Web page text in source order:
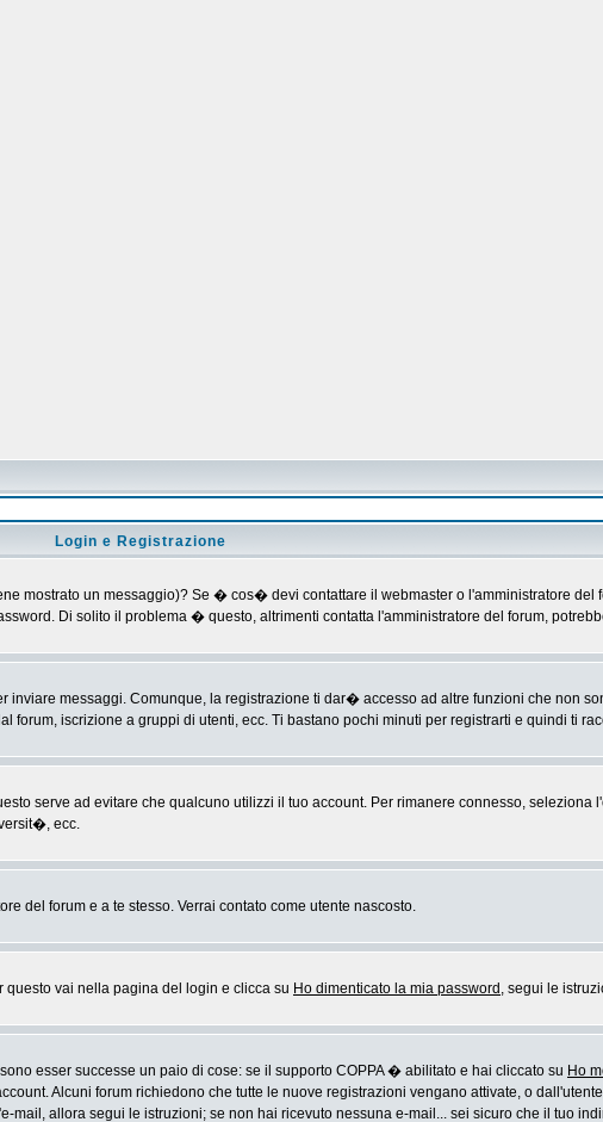
Login e Registrazione
mostrato un messaggio)? Se � cos� devi contattare il webmaster o l'amministratore del
Di solito il problema � questo, altrimenti contatta l'amministratore del forum,
messaggi. Comunque, la registrazione ti dar� accesso ad altre funzioni che non
iscrizione a gruppi di utenti, ecc. Ti bastano pochi minuti per registrarti e quindi ti
serve ad evitare che qualcuno utilizzi il tuo account. Per rimanere connesso, seleziona
ecc.
del forum e a te stesso. Verrai contato come utente nascosto.
vai nella pagina del login e clicca su Ho dimenticato la mia password , segui le
esser successe un paio di cose: se il supporto COPPA � abilitato e hai cliccato su Ho
Alcuni forum richiedono che tutte le nuove registrazioni vengano attivate, o
allora segui le istruzioni; se non hai ricevuto nessuna e-mail... sei sicuro che il tuo